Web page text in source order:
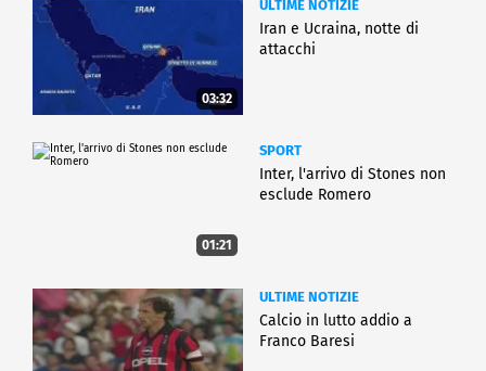
03:32
ULTIME NOTIZIE
Iran e Ucraina, notte di
attacchi
01:21
SPORT
Inter, l'arrivo di Stones non
esclude Romero
ULTIME NOTIZIE
Calcio in lutto addio a
Franco Baresi